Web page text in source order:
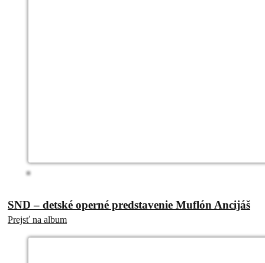
SND – detské operné predstavenie Muflón Ancijáš
Prejsť na album